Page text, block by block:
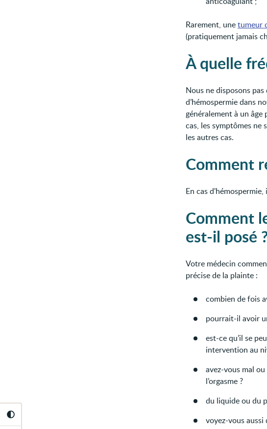
Rarement, unetumeur
(pratiquement jamais
À quelle
Nous ne disposons
d’hémospermie dans
généralement à un âge
cas, les symptômes
les autres cas.
Comment
En cas
Comment
est-il posé
Votre médecin
précise de la plainte :
combien de fois
pourrait-il avoir
est-ce qu’il se
intervention au
avez-vous mal
l’orgasme ?
du liquide ou du
voyez-vous aussi